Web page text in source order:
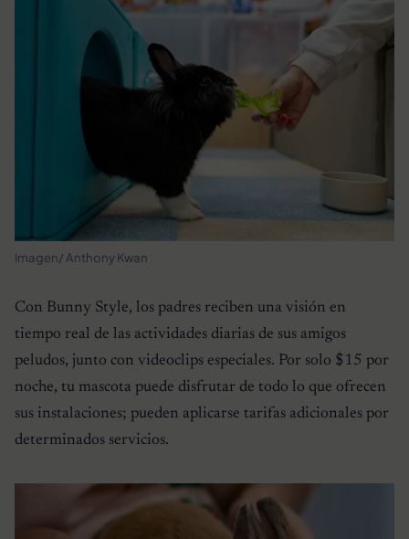
Imagen/ Anthony Kwan
Con Bunny Style, los padres reciben una visión en
tiempo real de las actividades diarias de sus amigos
peludos, junto con videoclips especiales. Por solo $15 por
noche, tu mascota puede disfrutar de todo lo que ofrecen
sus instalaciones; pueden aplicarse tarifas adicionales por
determinados servicios.